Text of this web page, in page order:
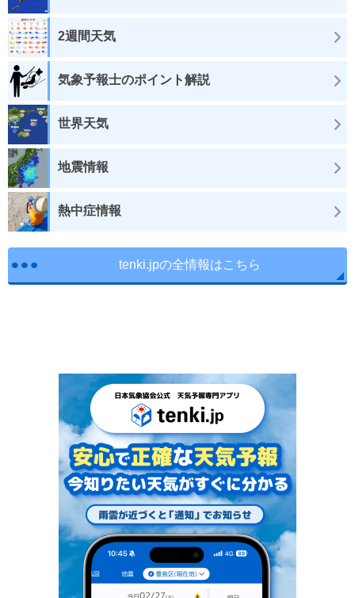
2週間天気
気象予報士のポイント解説
世界天気
地震情報
熱中症情報
tenki.jpの全情報はこちら